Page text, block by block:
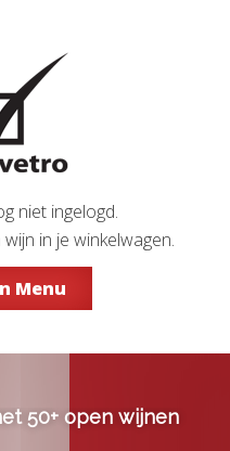
niet ingelogd.
in je winkelwagen.
Menu
50+ open wijnen